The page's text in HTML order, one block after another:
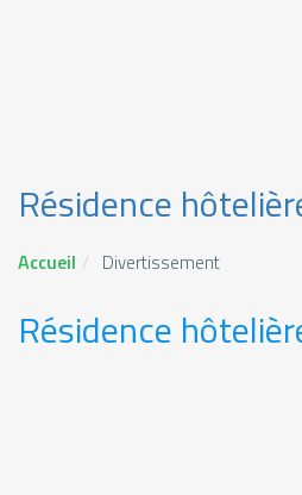
Résidence
Accueil Divertissement
Résidence